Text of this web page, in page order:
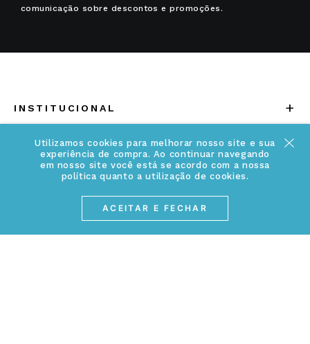
Utilizamos cookies para melhorar nosso site e sua
experiência de compra. Ao continuar navegando
em nosso site você está se acordo com a nossa
política quanto a utilização de cookies.
ACEITAR E FECHAR
comunicação sobre descontos e promoções.
INSTITUCIONAL +
Acesse Nosso Blog
Conheça a linha MVNDOS
INFORMAÇÕES +
Cuidados Especiais
Política de Troca e Devolução